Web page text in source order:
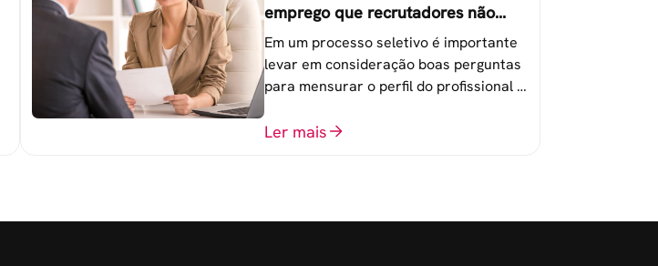
emprego que recrutadores não
devem fazer
Em um processo seletivo é importante
levar em consideração boas perguntas
para mensurar o perfil do profissional e
Ler mais